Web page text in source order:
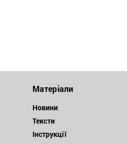
Матеріали
Новини
Тексти
Інструкції